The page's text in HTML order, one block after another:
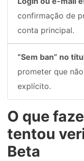
confirmação de
conta principal.
“Sem ban” no
prometer que
explícito.
O que
tentou
Beta